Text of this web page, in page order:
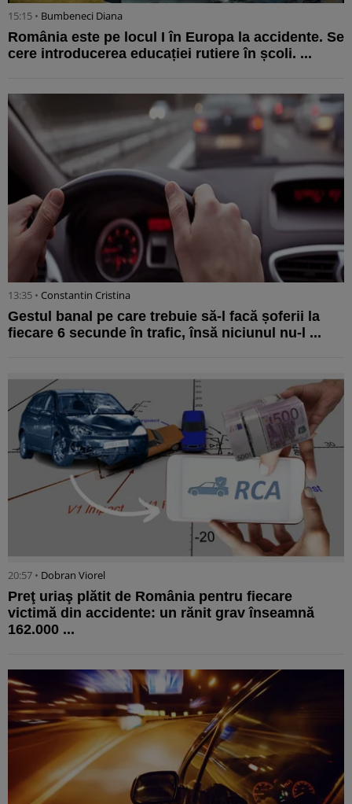
15:15 • Bumbeneci Diana
România este pe locul I în Europa la accidente. Se
cere introducerea educației rutiere în școli. ...
13:35 • Constantin Cristina
Gestul banal pe care trebuie să-l facă șoferii la
fiecare 6 secunde în trafic, însă niciunul nu-l ...
20:57 • Dobran Viorel
Preţ uriaş plătit de România pentru fiecare
victimă din accidente: un rănit grav înseamnă
162.000 ...